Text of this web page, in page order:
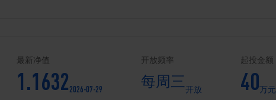
最新净值
1.16322026-07-29
开放频率
每周三开放
起投金额
40万元